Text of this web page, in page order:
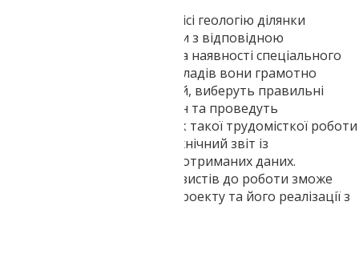
У нашому Дніпровському офісі геологію ділянки
виконують інженери-геологи з відповідною
кваліфікацією та досвідом. За наявності спеціального
бурового обладнання та приладів вони грамотно
розроблять послідовність дій, виберуть правильні
місця для буріння свердловин та проведуть
лабораторні тести. Внаслідок такої трудомісткої роботи
складається розгорнутий технічний звіт із
рекомендаціями на підставі отриманих даних.
Відповідальний підхід геодезистів до роботи зможе
гарантувати правильність проекту та його реалізації з